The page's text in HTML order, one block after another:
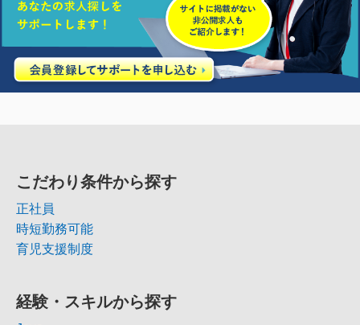
こだわり条件から探す
正社員
時短勤務可能
育児支援制度
経験・スキルから探す